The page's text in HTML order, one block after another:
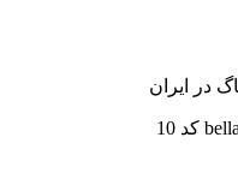
در ایران